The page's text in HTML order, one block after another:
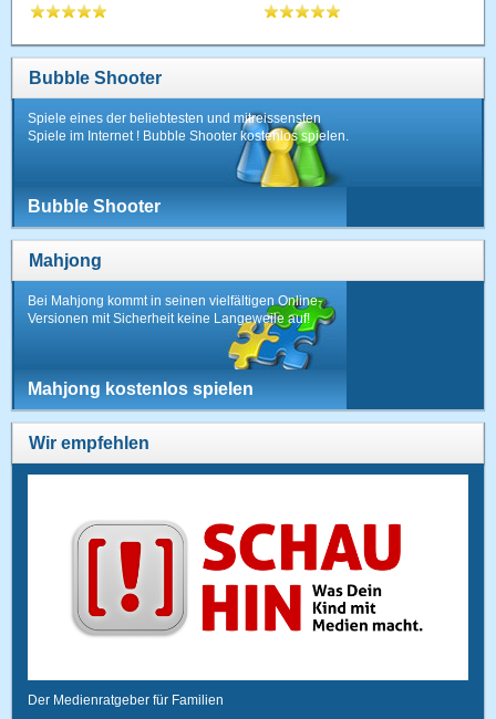
Bubble Shooter
Spiele eines der beliebtesten und mitreissensten
Spiele im Internet ! Bubble Shooter kostenlos spielen.
Bubble Shooter
Mahjong
Bei Mahjong kommt in seinen vielfältigen Online-
Versionen mit Sicherheit keine Langeweile auf!
Mahjong kostenlos spielen
Wir empfehlen
Der Medienratgeber für Familien